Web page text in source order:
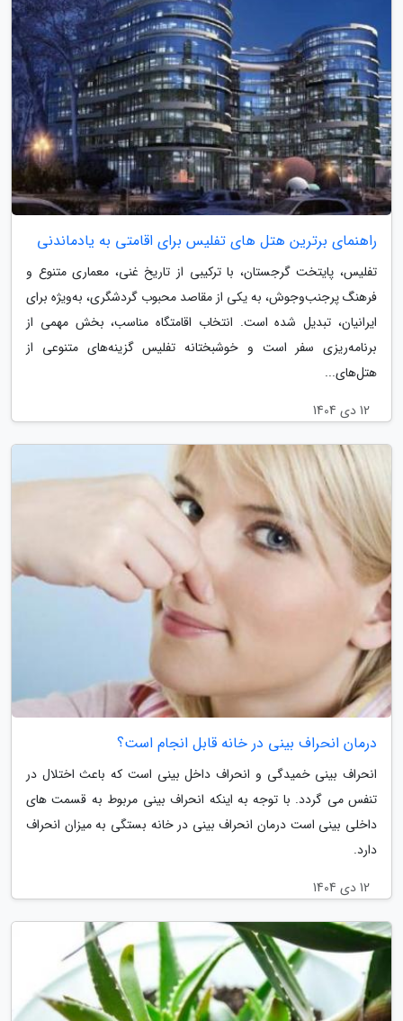
راهنمای برترین هتل های تفلیس برای اقامتی به یادماندنی
تفلیس، پایتخت گرجستان، با ترکیبی از تاریخ غنی، معماری متنوع و
فرهنگ پرجنب‌وجوش، به یکی از مقاصد محبوب گردشگری، به‌ویژه برای
ایرانیان، تبدیل شده است. انتخاب اقامتگاه مناسب، بخش مهمی از
برنامه‌ریزی سفر است و خوشبختانه تفلیس گزینه‌های متنوعی از
هتل‌های...
12 دی 1404
درمان انحراف بینی در خانه قابل انجام است؟
انحراف بینی خمیدگی و انحراف داخل بینی است که باعث اختلال در
تنفس می گردد. با توجه به اینکه انحراف بینی مربوط به قسمت های
داخلی بینی است درمان انحراف بینی در خانه بستگی به میزان انحراف
دارد.
12 دی 1404